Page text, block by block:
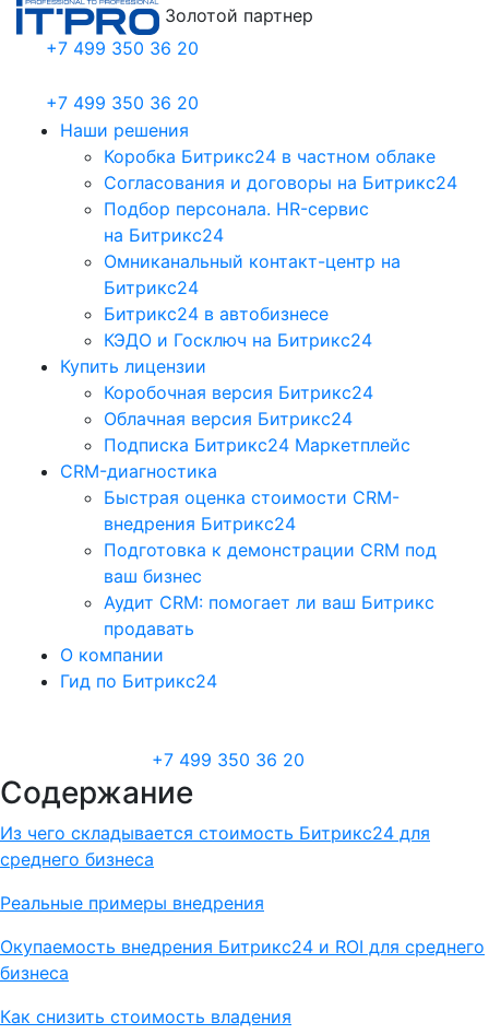
Золотой партнер
+7 499 350 36 20
+7 499 350 36 20
Наши решения
Коробка Битрикс24 в частном облаке
Согласования и договоры на Битрикс24
Подбор персонала. HR-сервис
на Битрикс24
Омниканальный контакт-центр на
Битрикс24
Битрикс24 в автобизнесе
КЭДО и Госключ на Битрикс24
Купить лицензии
Коробочная версия Битрикс24
Облачная версия Битрикс24
Подписка Битрикс24 Маркетплейс
CRM-диагностика
Быстрая оценка стоимости CRM-
внедрения Битрикс24
Подготовка к демонстрации CRM под
ваш бизнес
Аудит CRM: помогает ли ваш Битрикс
продавать
О компании
Гид по Битрикс24
+7 499 350 36 20
Содержание
Из чего складывается стоимость Битрикс24 для
среднего бизнеса
Реальные примеры внедрения
Окупаемость внедрения Битрикс24 и ROI для среднего
бизнеса
Как снизить стоимость владения